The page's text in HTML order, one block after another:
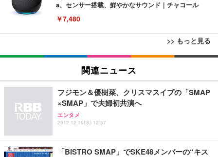
a、センサー搭載、鮮やかなサウンド｜チャコール
￥7,480
>> もっと見る
[EdoErgo] オフィスチェア 椅子 テレワーク 疲れな
い 跳ね上げ式アームレスト コンパクト 約105度ロッ
キング pc 事務椅子 360度回転 座面昇降 強化ナイロ
(黒網+黒枠+黒足)
￥5,699
SIHOO B100 オフィスチェア／デスクチェア メッシ
EIZO ビジネス向けプレミアムモニター | FlexScan
EV3240X-WT | 31.5型4K UHD・USB Type-C・ホワ
￥105,595
EIZO ビジネス向けプレミアムモニター | FlexScan
EV2740X-WT | 27.0型4K UHD・USB Type-C・ホワ
￥109,572
Amazonベーシック ペットシーツ 薄型 レギュラー 1
回使い捨て 無香料 ホワイト 300枚
￥3,373
Amazonベーシック ペットシーツ 厚型 ワイド 42枚
関連ニュース
フジモン＆優樹菜、クリスマスイブの「SMAP
×SMAP」で夫婦初共演へ
エンタメ
2012.12.19(水) 12:57
「BISTRO SMAP」でSKE48メンバーの“キス